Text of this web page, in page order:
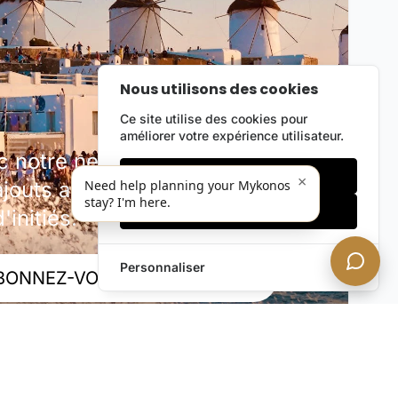
notre newsletter discrète.
au portefeuille, offres
VOUS MAINTENANT !
Nous utilisons des cookies
Ce site utilise des cookies pour
améliorer votre expérience utilisateur.
Personnaliser
Need help planning your Mykonos
stay? I'm here.
×